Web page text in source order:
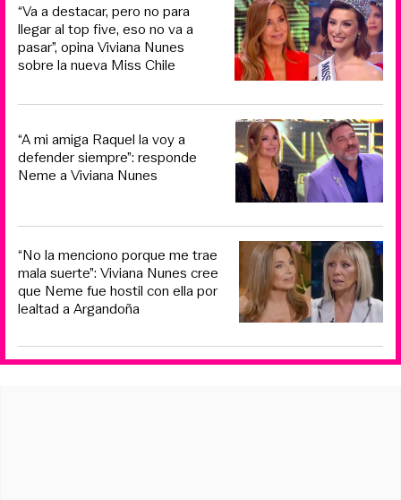
“Va a destacar, pero no para
llegar al top five, eso no va a
pasar”, opina Viviana Nunes
sobre la nueva Miss Chile
“A mi amiga Raquel la voy a
defender siempre”: responde
Neme a Viviana Nunes
“No la menciono porque me trae
mala suerte”: Viviana Nunes cree
que Neme fue hostil con ella por
lealtad a Argandoña